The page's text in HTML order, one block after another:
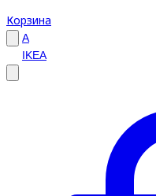
Корзина
A
IKEA